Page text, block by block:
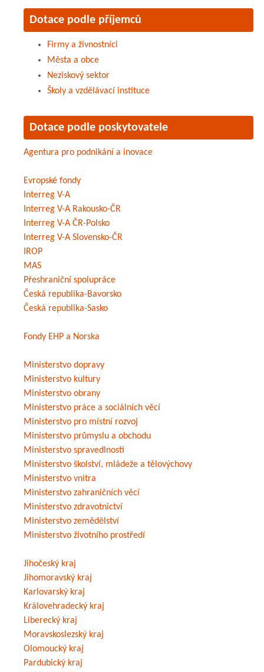
Dotace podle příjemců
Firmy a živnostníci
Města a obce
Neziskový sektor
Školy a vzdělávací instituce
Dotace podle poskytovatele
Agentura pro podnikání a inovace
Evropské fondy
Interreg V-A
Interreg V-A Rakousko-ČR
Interreg V-A ČR-Polsko
Interreg V-A Slovensko-ČR
IROP
MAS
Přeshraniční spolupráce
Česká republika-Bavorsko
Česká republika-Sasko
Fondy EHP a Norska
Ministerstvo dopravy
Ministerstvo kultury
Ministerstvo obrany
Ministerstvo práce a sociálních věcí
Ministerstvo pro místní rozvoj
Ministerstvo průmyslu a obchodu
Ministerstvo spravedlnosti
Ministerstvo školství, mládeže a tělovýchovy
Ministerstvo vnitra
Ministerstvo zahraničních věcí
Ministerstvo zdravotnictví
Ministerstvo zemědělství
Ministerstvo životního prostředí
Jihočeský kraj
Jihomoravský kraj
Karlovarský kraj
Královehradecký kraj
Liberecký kraj
Moravskoslezský kraj
Olomoucký kraj
Pardubický kraj